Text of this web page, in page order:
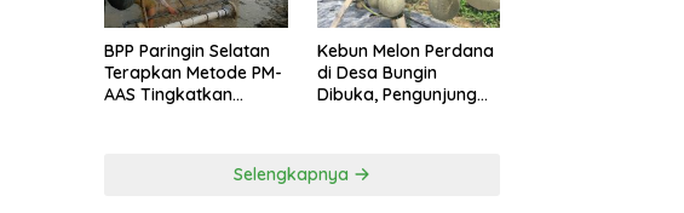
BPP Paringin Selatan
Terapkan Metode PM-
AAS Tingkatkan
Kebun Melon Perdana
di Desa Bungin
Dibuka, Pengunjung
Selengkapnya